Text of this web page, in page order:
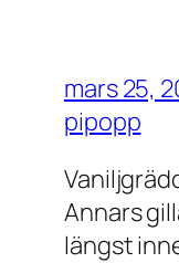
mars 25,
pipopp
Annars
längst